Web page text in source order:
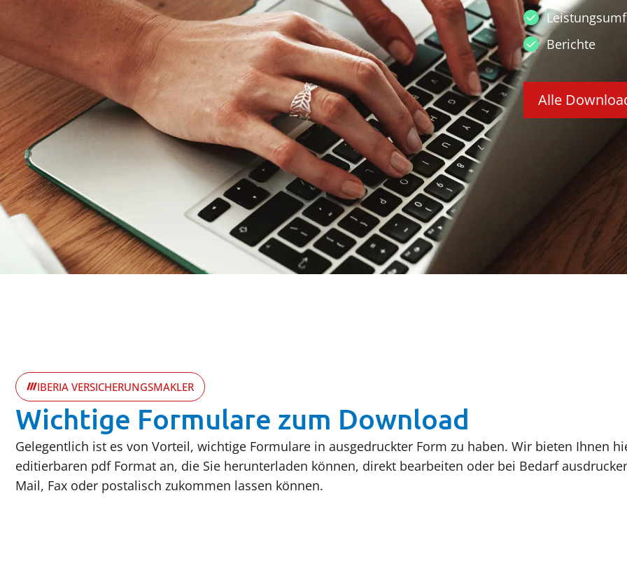
Berichte
Alle
IBERIA VERSICHERUNGSMAKLER
Wichtige Formulare zum Download
Gelegentlich ist es von Vorteil, wichtige Formulare in ausgedruckter Form zu haben. Wir bieten Ihnen
editierbaren pdf Format an, die Sie herunterladen können, direkt bearbeiten oder bei Bedarf
Mail, Fax oder postalisch zukommen lassen können.